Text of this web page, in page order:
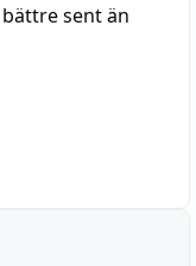
sent än